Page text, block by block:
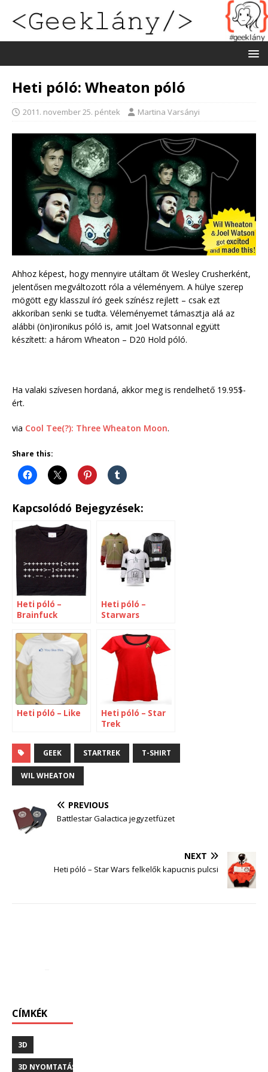
Heti póló: Wheaton póló
2011. november 25. péntek Martina Varsányi
Ahhoz képest, hogy mennyire utáltam őt Wesley Crusherként,
jelentősen megváltozott róla a véleményem. A hülye szerep
mögött egy klasszul író geek színész rejlett – csak ezt
akkoriban senki se tudta. Véleményemet támasztja alá az
alábbi (ön)ironikus póló is, amit Joel Watsonnal együtt
készített: a három Wheaton – D20 Hold póló.
Ha valaki szívesen hordaná, akkor meg is rendelhető 19.95$-
ért.
via Cool Tee(?): Three Wheaton Moon.
Share this:
Kapcsolódó Bejegyzések:
Heti póló –
Brainfuck
Heti póló –
Starwars
Heti póló – Like
Heti póló – Star
Trek
GEEK STARTREK T-SHIRT
WIL WHEATON
PREVIOUS
Battlestar Galactica jegyzetfüzet
NEXT
Heti póló – Star Wars felkelők kapucnis pulcsi
CÍMKÉK
3D
3D NYOMTATÁS